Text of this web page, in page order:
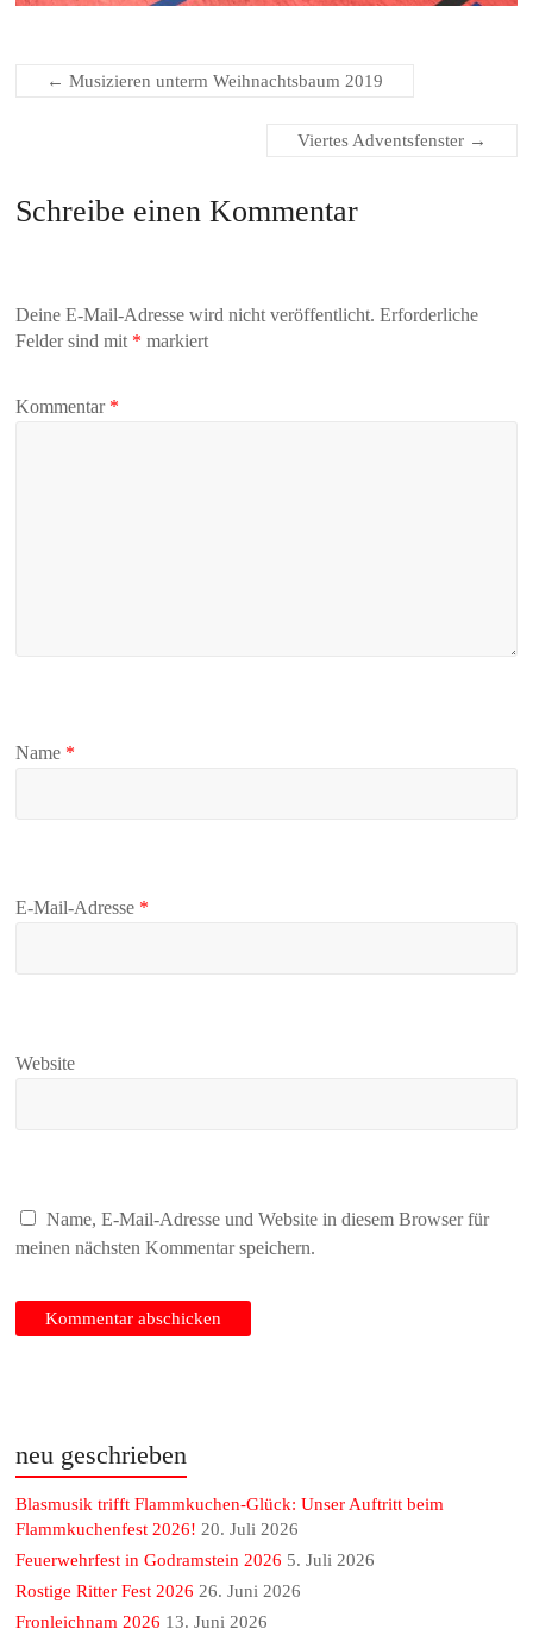
← Musizieren unterm Weihnachtsbaum 2019
Viertes Adventsfenster →
Schreibe einen Kommentar
Deine E-Mail-Adresse wird nicht veröffentlicht. Erforderliche
Felder sind mit * markiert
Kommentar *
Name *
E-Mail-Adresse *
Website
Name, E-Mail-Adresse und Website in diesem Browser für
meinen nächsten Kommentar speichern.
neu geschrieben
Blasmusik trifft Flammkuchen-Glück: Unser Auftritt beim
Flammkuchenfest 2026! 20. Juli 2026
Feuerwehrfest in Godramstein 2026 5. Juli 2026
Rostige Ritter Fest 2026 26. Juni 2026
Fronleichnam 2026 13. Juni 2026